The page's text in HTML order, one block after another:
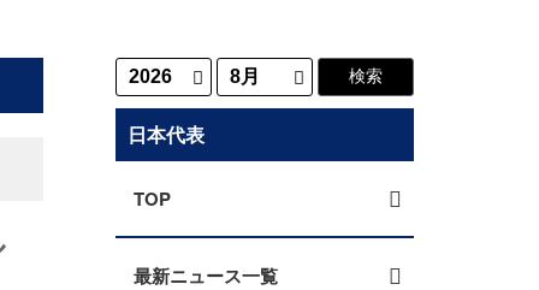
日本代表
TOP
最新ニュース一覧